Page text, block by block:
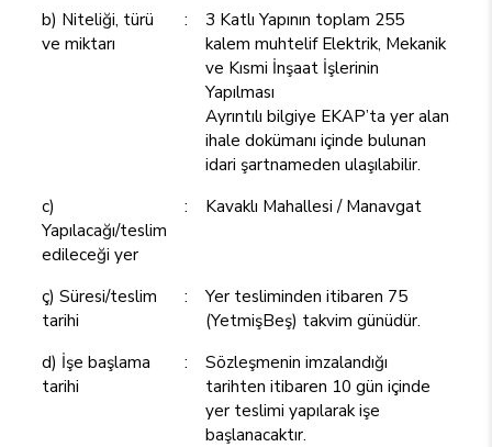
b) Niteliği, türü
ve miktarı
:
3 Katlı Yapının toplam 255
kalem muhtelif Elektrik, Mekanik
ve Kısmi İnşaat İşlerinin
Yapılması
Ayrıntılı bilgiye EKAP’ta yer alan
ihale dokümanı içinde bulunan
idari şartnameden ulaşılabilir.
c)
Yapılacağı/teslim
edileceği yer
: Kavaklı Mahallesi / Manavgat
ç) Süresi/teslim
tarihi
:
Yer tesliminden itibaren 75
(YetmişBeş) takvim günüdür.
d) İşe başlama
tarihi
:
Sözleşmenin imzalandığı
tarihten itibaren 10 gün içinde
yer teslimi yapılarak işe
başlanacaktır.